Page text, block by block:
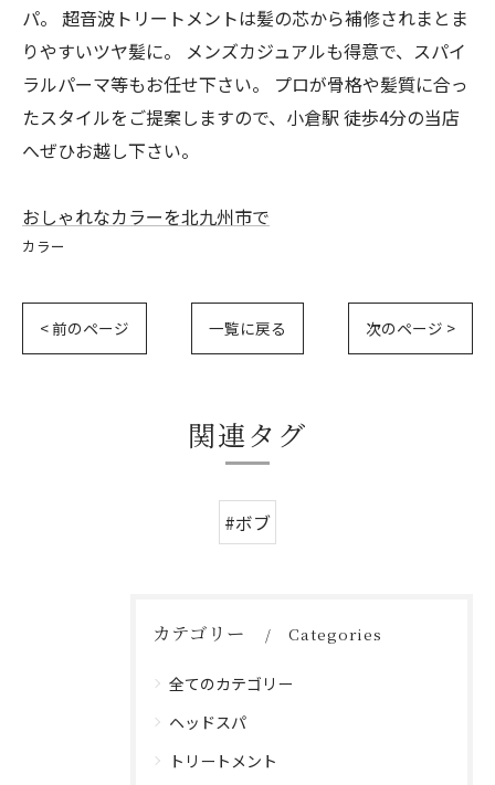
パ。 超音波トリートメントは髪の芯から補修されまとま
りやすいツヤ髪に。 メンズカジュアルも得意で、スパイ
ラルパーマ等もお任せ下さい。 プロが骨格や髪質に合っ
たスタイルをご提案しますので、小倉駅 徒歩4分の当店
へぜひお越し下さい。
おしゃれなカラーを北九州市で
カラー
< 前のページ 一覧に戻る 次のページ >
関連タグ
#ボブ
カテゴリー Categories
全てのカテゴリー
ヘッドスパ
トリートメント